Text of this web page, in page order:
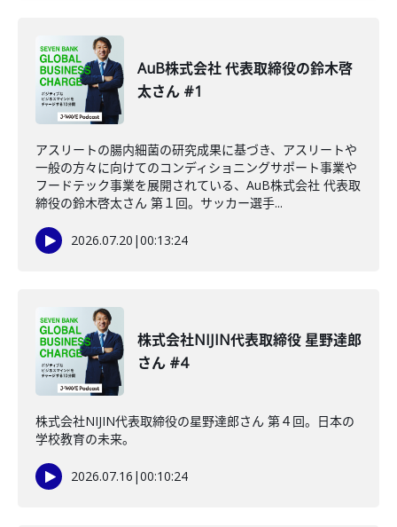
AuB株式会社 代表取締役の鈴木啓
太さん #1
アスリートの腸内細菌の研究成果に基づき、アスリートや
一般の方々に向けてのコンディショニングサポート事業や
フードテック事業を展開されている、AuB株式会社 代表取
締役の鈴木啓太さん 第１回。サッカー選手...
2026.07.20 |00:13:24
株式会社NIJIN代表取締役 星野達郎
さん #4
株式会社NIJIN代表取締役の星野達郎さん 第４回。日本の
学校教育の未来。
2026.07.16 |00:10:24